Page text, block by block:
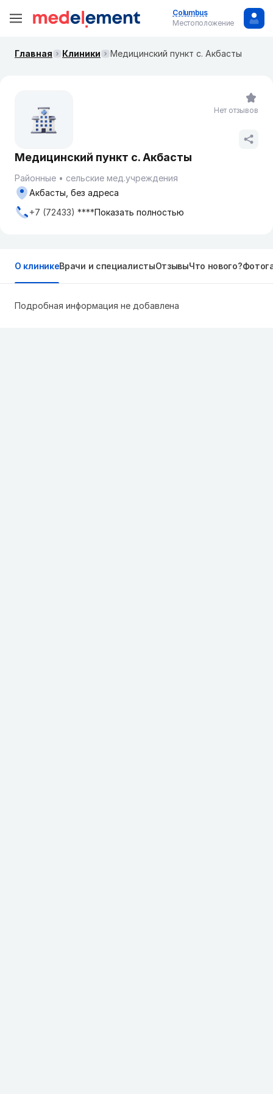
Columbus
Местоположение
Главная Клиники Медицинский пункт с. Акбасты
Медицинский пункт с. Акбасты
Районные
сельские мед.учреждения
Акбасты, без адреса
+7 (72433) ****Показать полностью
Нет отзывов
О клиникеВрачи и специалистыОтзывыЧто нового?
Подробная информация не добавлена